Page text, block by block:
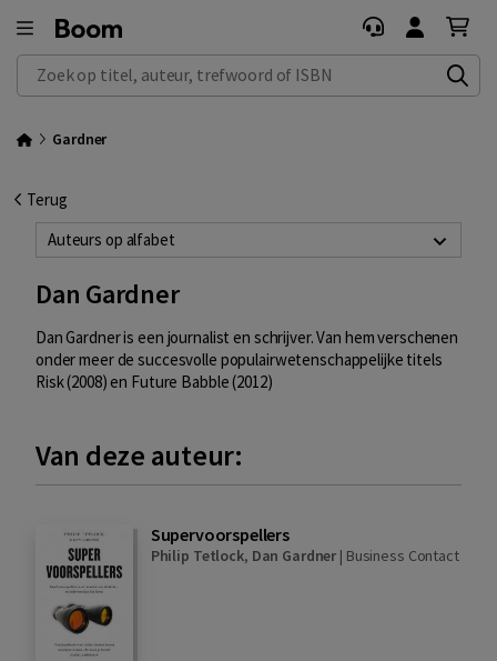
Zoek op titel, auteur, trefwoord of ISBN
Gardner
Terug
Auteurs op alfabet
Dan Gardner
Dan Gardner is een journalist en schrijver. Van hem verschenen
onder meer de succesvolle populairwetenschappelijke titels
Risk (2008) en Future Babble (2012)
Van deze auteur:
Supervoorspellers
Philip Tetlock, Dan Gardner | Business Contact